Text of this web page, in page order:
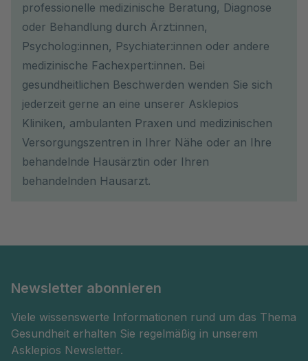
professionelle medizinische Beratung, Diagnose
oder Behandlung durch Ärzt:innen,
Psycholog:innen, Psychiater:innen oder andere
medizinische Fachexpert:innen. Bei
gesundheitlichen Beschwerden wenden Sie sich
jederzeit gerne an eine unserer Asklepios
Kliniken, ambulanten Praxen und medizinischen
Versorgungszentren in Ihrer Nähe oder an Ihre
behandelnde Hausärztin oder Ihren
behandelnden Hausarzt.
Newsletter abonnieren
Viele wissenswerte Informationen rund um das Thema
Gesundheit erhalten Sie regelmäßig in unserem
Asklepios Newsletter.